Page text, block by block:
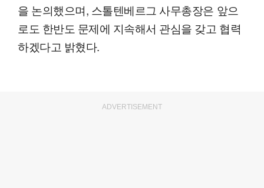
을 논의했으며, 스톨텐베르그 사무총장은 앞으
로도 한반도 문제에 지속해서 관심을 갖고 협력
하겠다고 밝혔다.
ADVERTISEMENT